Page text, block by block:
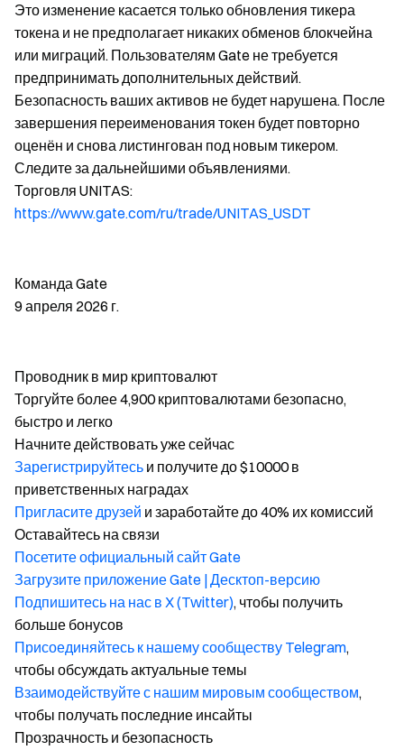
Это изменение касается только обновления тикера
токена и не предполагает никаких обменов блокчейна
или миграций. Пользователям Gate не требуется
предпринимать дополнительных действий.
Безопасность ваших активов не будет нарушена. После
завершения переименования токен будет повторно
оценён и снова листингован под новым тикером.
Следите за дальнейшими объявлениями.
Торговля UNITAS:
https://www.gate.com/ru/trade/UNITAS_USDT
Команда Gate
9 апреля 2026 г.
Проводник в мир криптовалют
Торгуйте более 4,900 криптовалютами безопасно,
быстро и легко
Начните действовать уже сейчас
Зарегистрируйтесь и получите до $10000 в
приветственных наградах
Пригласите друзей и заработайте до 40% их комиссий
Оставайтесь на связи
Посетите официальный сайт Gate
Загрузите приложение Gate | Десктоп-версию
Подпишитесь на нас в X (Twitter), чтобы получить
больше бонусов
Присоединяйтесь к нашему сообществу Telegram,
чтобы обсуждать актуальные темы
Взаимодействуйте с нашим мировым сообществом,
чтобы получать последние инсайты
Прозрачность и безопасность